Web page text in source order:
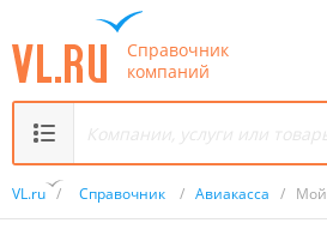
Справочник
компаний
VL.ru / Справочник / Авиакасса / Мой